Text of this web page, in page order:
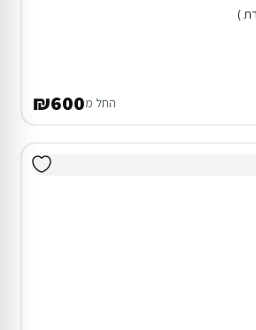
)
החל מ₪600